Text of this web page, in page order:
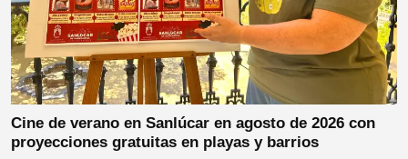
Cine de verano en Sanlúcar en agosto de 2026 con
proyecciones gratuitas en playas y barrios